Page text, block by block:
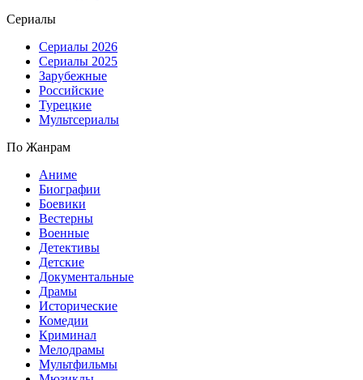
Сериалы
Сериалы 2026
Сериалы 2025
Зарубежные
Российские
Турецкие
Мультсериалы
По Жанрам
Аниме
Биографии
Боевики
Вестерны
Военные
Детективы
Детские
Документальные
Драмы
Исторические
Комедии
Криминал
Мелодрамы
Мультфильмы